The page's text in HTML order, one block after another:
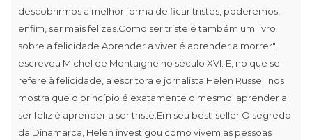
descobrirmos a melhor forma de ficar tristes, poderemos,
enfim, ser mais felizes.Como ser triste é também um livro
sobre a felicidade.Aprender a viver é aprender a morrer",
escreveu Michel de Montaigne no século XVI. E, no que se
refere à felicidade, a escritora e jornalista Helen Russell nos
mostra que o princípio é exatamente o mesmo: aprender a
ser feliz é aprender a ser triste.Em seu best-seller O segredo
da Dinamarca, Helen investigou como vivem as pessoas